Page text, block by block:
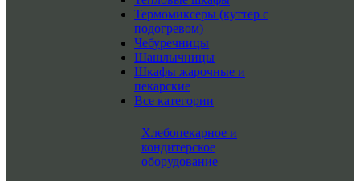
Термомиксеры (куттер с
подогревом)
Чебуречницы
Шашлычницы
Шкафы жарочные и
пекарские
Все категории
Хлебопекарное и
кондитерское
оборудование